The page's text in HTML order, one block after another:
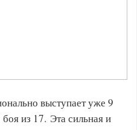
выступает уже 9
из 17. Эта сильная и